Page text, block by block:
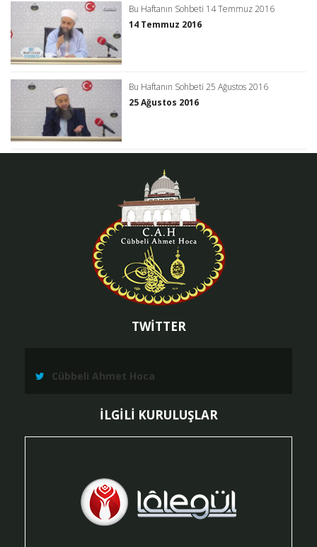
Bu Haftanın Sohbeti 14 Temmuz 2016
14 Temmuz 2016
Bu Haftanın Sohbeti 25 Ağustos 2016
25 Ağustos 2016
TWİTTER
Cübbeli Ahmet Hoca
İLGİLİ KURULUŞLAR